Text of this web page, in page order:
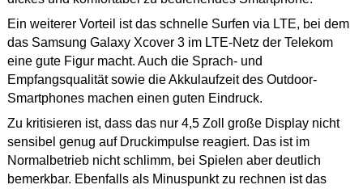
Ein weiterer Vorteil ist das schnelle Surfen via LTE, bei dem
das Samsung Galaxy Xcover 3 im LTE-Netz der Telekom
eine gute Figur macht. Auch die Sprach- und
Empfangsqualität sowie die Akkulaufzeit des Outdoor-
Smartphones machen einen guten Eindruck.
Zu kritisieren ist, dass das nur 4,5 Zoll große Display nicht
sensibel genug auf Druckimpulse reagiert. Das ist im
Normalbetrieb nicht schlimm, bei Spielen aber deutlich
bemerkbar. Ebenfalls als Minuspunkt zu rechnen ist das